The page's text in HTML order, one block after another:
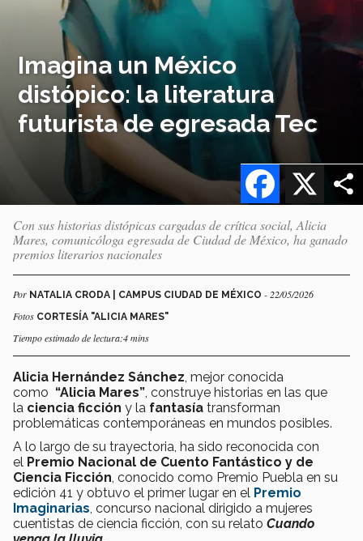
Imagina un México
distópico: la literatura
futurista de egresada Tec
X
Facebook
Con sus historias distópicas cargadas de crítica social, Alicia
Mares, comunicóloga egresada de Ciudad de México, ha ganado
premios literarios nacionales
Por NATALIA CRODA | CAMPUS CIUDAD DE MÉXICO - 22/05/2026
Fotos CORTESÍA "ALICIA MARES"
Tiempo estimado de lectura:4 mins
Alicia Hernández Sánchez , mejor conocida
como “Alicia Mares” , construye historias en las que
la ciencia ficción y la fantasía transforman
problemáticas contemporáneas en mundos posibles.
A lo largo de su trayectoria, ha sido reconocida con
el Premio Nacional de Cuento Fantástico y de
Ciencia Ficción , conocido como Premio Puebla en su
edición 41 y obtuvo el primer lugar en el Premio
Imaginarias , concurso nacional dirigido a mujeres
cuentistas de ciencia ficción, con su relato Cuando